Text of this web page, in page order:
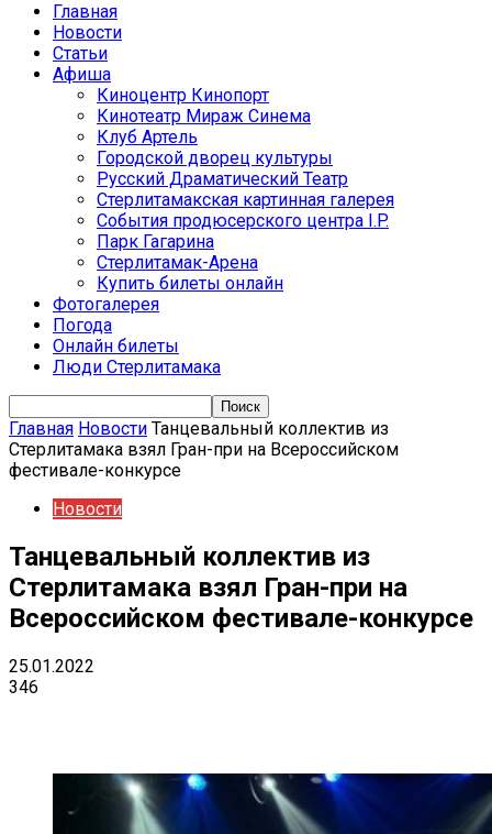
Главная
Новости
Статьи
Афиша
Киноцентр Кинопорт
Кинотеатр Мираж Синема
Клуб Артель
Городской дворец культуры
Русский Драматический Театр
Стерлитамакская картинная галерея
События продюсерского центра I.P.
Парк Гагарина
Стерлитамак-Арена
Купить билеты онлайн
Фотогалерея
Погода
Онлайн билеты
Люди Стерлитамака
Главная Новости Танцевальный коллектив из
Стерлитамака взял Гран-при на Всероссийском
фестивале-конкурсе
Новости
Танцевальный коллектив из
Стерлитамака взял Гран-при на
Всероссийском фестивале-конкурсе
25.01.2022
346